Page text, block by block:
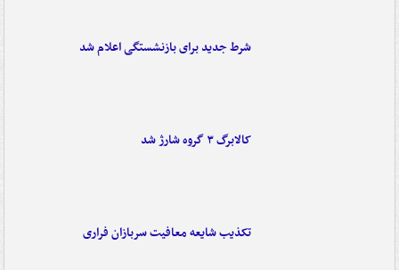
شرط جدید برای بازنشستگی اعلام شد
کالابرگ ۳ گروه شارژ شد
تکذیب شایعه معافیت سربازان فراری